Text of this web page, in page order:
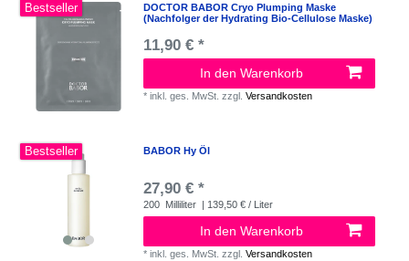
Bestseller
DOCTOR BABOR Cryo Plumping Maske
(Nachfolger der Hydrating Bio-Cellulose Maske)
11,90 € *
In den Warenkorb
*inkl. ges. MwSt. zzgl.Versandkosten
Bestseller BABOR Hy Öl
27,90 € *
200 Milliliter | 139,50 € / Liter
In den Warenkorb
*inkl. ges. MwSt. zzgl.Versandkosten